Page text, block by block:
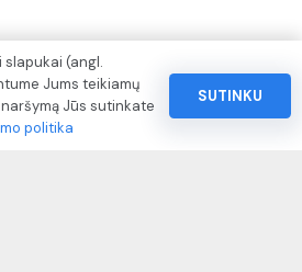
politika
ir taisyklės
(angl.
Jums teikiamų
Jūs sutinkate
politika
SUTINKU